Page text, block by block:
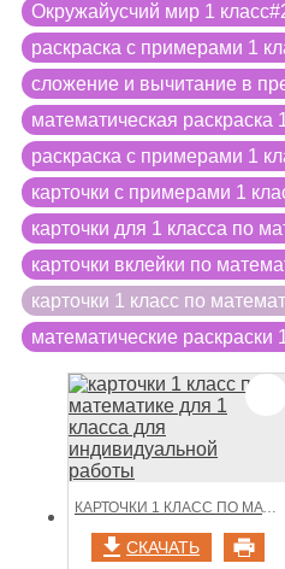
Окружайусчий мир 1
раскраска с примерами 1
сложение и вычитание в
математическая раскраска
раскраска с примерами 1
карточки с примерами 1
карточки для 1 класса по
карточки вклейки по
карточки 1 класс по
математические раскраски
КАРТОЧКИ 1 КЛАСС ПО МАТЕМАТИКЕ ДЛЯ 1 КЛАССА ДЛЯ ИНДИВИДУАЛЬНОЙ РАБОТЫ
СКАЧАТЬ